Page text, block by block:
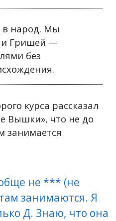
в народ. Мы
и Гришей —
без
курса рассказал
Вышки», что не до
занимается
не *** (не
занимаются. Я
Д. Знаю, что она